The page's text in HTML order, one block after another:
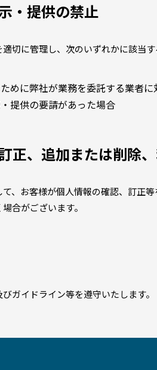
・提供の禁止
切に管理し、次のいずれかに該当
めに弊社が業務を委託する業者
提供の要請があった場合
正、追加または削除
、お客様が個人情報の確認、訂正
合がございます。
ガイドライン等を遵守いたします。